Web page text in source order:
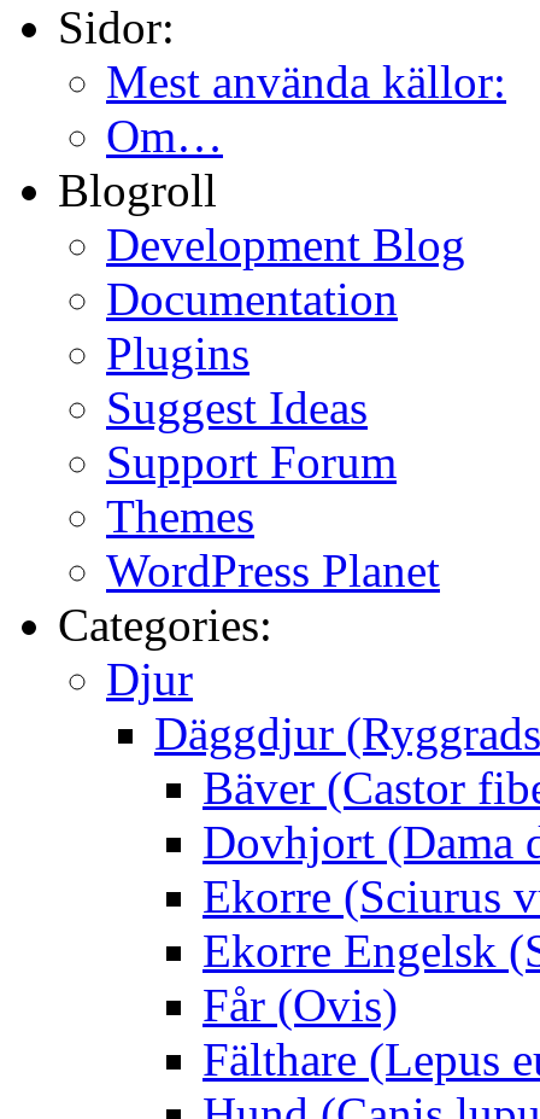
Sidor:
Mest använda källor:
Om…
Blogroll
Development Blog
Documentation
Plugins
Suggest Ideas
Support Forum
Themes
WordPress Planet
Categories:
Djur
Däggdjur
Bäver (Castor
Dovhjort (Dama
Ekorre (Sciurus
Ekorre Engelsk
Får (Ovis)
Fälthare (Lepus